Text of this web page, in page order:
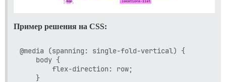
Пример решения на CSS:
@media (spanning: single-fold-vertical) {